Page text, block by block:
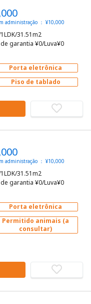
administração ： ¥10,000
31.51m2
garantia ¥0/Luva¥0
Porta eletrônica
Piso de tablado
administração ： ¥10,000
31.51m2
garantia ¥0/Luva¥0
Porta eletrônica
Permitido animais (a
consultar)